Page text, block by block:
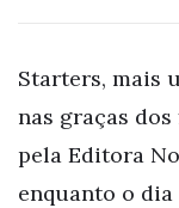
Starters, mais
nas graças
pela Editora
enquanto o dia